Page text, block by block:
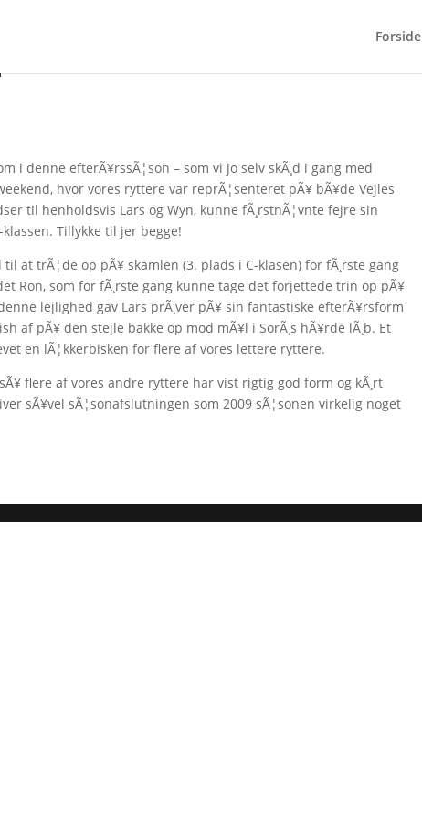
Forside
i denne efterÃ¥rssÃ¦son – som vi jo selv skÃ¸d i gang med
hvor vores ryttere var reprÃ¦senteret pÃ¥ bÃ¥de Vejles
til henholdsvis Lars og Wyn, kunne fÃ¸rstnÃ¦vnte fejre sin
Tillykke til jer begge!
at trÃ¦de op pÃ¥ skamlen (3. plads i C-klasen) for fÃ¸rste gang
Ron, som for fÃ¸rste gang kunne tage det forjettede trin op pÃ¥
lejlighed gav Lars prÃ¸ver pÃ¥ sin fantastiske efterÃ¥rsform
af pÃ¥ den stejle bakke op mod mÃ¥l i SorÃ¸s hÃ¥rde lÃ¸b. Et
en lÃ¦kkerbisken for flere af vores lettere ryttere.
flere af vores andre ryttere har vist rigtig god form og kÃ¸rt
sÃ¥vel sÃ¦sonafslutningen som 2009 sÃ¦sonen virkelig noget